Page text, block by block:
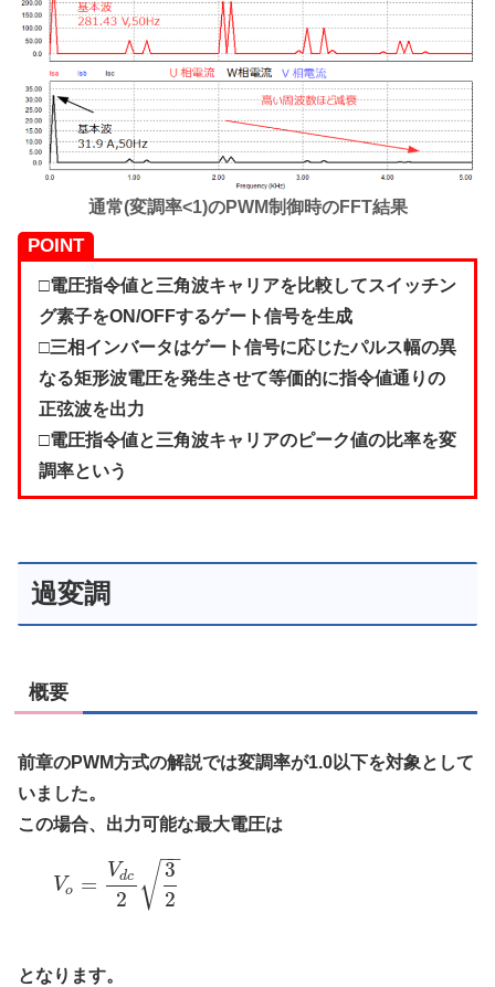
通常(変調率<1)のPWM制御時のFFT結果
POINT
□電圧指令値と三角波キャリアを比較してスイッチン
グ素子をON/OFFするゲート信号を生成
□三相インバータはゲート信号に応じたパルス幅の異
なる矩形波電圧を発生させて等価的に指令値通りの
正弦波を出力
□電圧指令値と三角波キャリアのピーク値の比率を変
調率という
過変調
概要
前章のPWM方式の解説では変調率が1.0以下を対象として
いました。
この場合、出力可能な最大電圧は
Vo =
Vdc
2
3
2
−
−
√
となります。